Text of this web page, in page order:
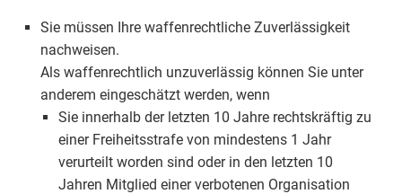
Sie müssen Ihre waffenrechtliche Zuverlässigkeit
nachweisen.
Als waffenrechtlich unzuverlässig können Sie unter
anderem eingeschätzt werden, wenn
Sie innerhalb der letzten 10 Jahre rechtskräftig zu
einer Freiheitsstrafe von mindestens 1 Jahr
verurteilt worden sind oder in den letzten 10
Jahren Mitglied einer verbotenen Organisation